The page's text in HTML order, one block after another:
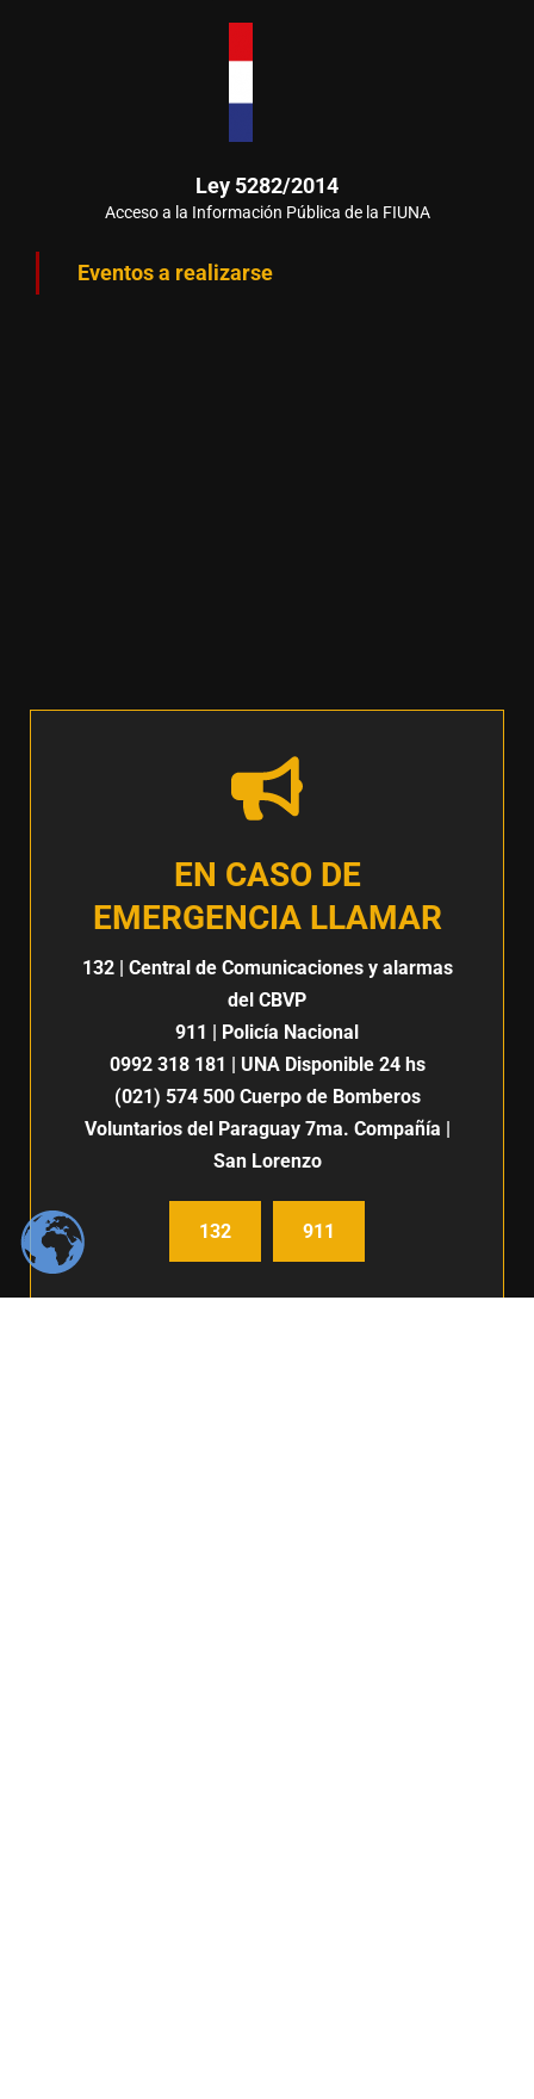
Ley 5282/2014
Acceso a la Información Pública de la FIUNA
Eventos a realizarse
EN CASO DE
EMERGENCIA LLAMAR
132| Central de Comunicaciones y alarmas
del CBVP
911 | Policía Nacional
0992 318 181 | UNA Disponible 24 hs
(021) 574 500Cuerpo de Bomberos
Voluntarios del Paraguay 7ma. Compañía |
San Lorenzo
132 911